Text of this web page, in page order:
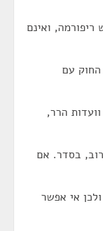
ואינם
עם
הרר,
בסדר. אם
אי אפשר